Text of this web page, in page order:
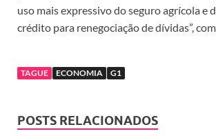
uso mais expressivo do seguro agrícola e
crédito para renegociação de dívidas”,
TAGUE ECONOMIA G1
POSTS RELACIONADOS